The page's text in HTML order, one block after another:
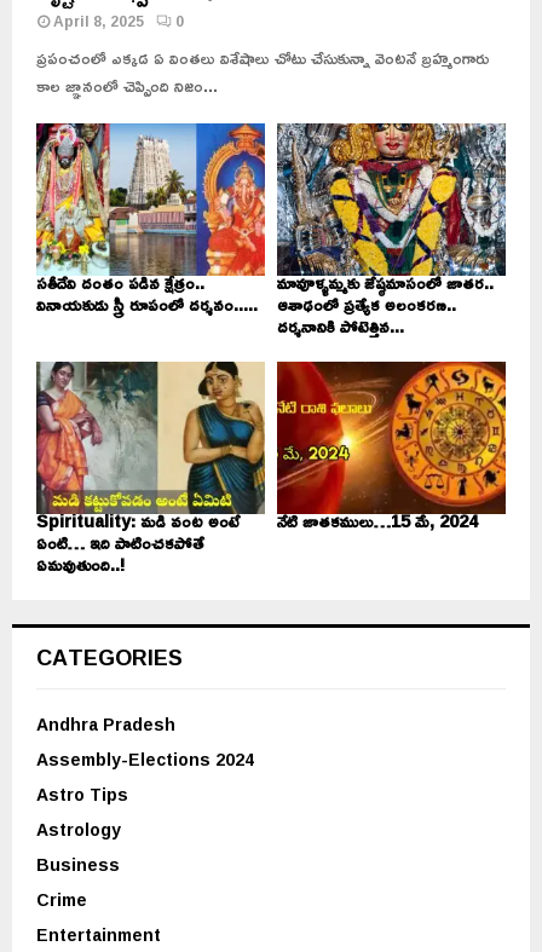
April 8, 2025 0
ప్రపంచంలో ఎక్కడ ఏ వింతలు విశేషాలు చోటు చేసుకున్నా వెంటనే బ్రహ్మంగారు
కాల జ్ఞానంలో చెప్పింది నిజం...
సతీదేవి దంతం పడిన క్షేత్రం..
వినాయకుడు స్త్రీ రూపంలో దర్శనం.....
మావూళ్ళమ్మకు జేష్ఠమాసంలో జాతర..
ఆశాఢంలో ప్రత్యేక అలంకరణ..
దర్శనానికి పోటెత్తిన...
Spirituality: మడి వంట అంటే
ఏంటి… ఇది పాటించకపోతే
ఏమవుతుంది..!
నేటి జాతకములు…15 మే, 2024
CATEGORIES
Andhra Pradesh
Assembly-Elections 2024
Astro Tips
Astrology
Business
Crime
Entertainment